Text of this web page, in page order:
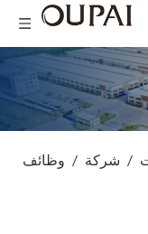
/ شركة / وظائف